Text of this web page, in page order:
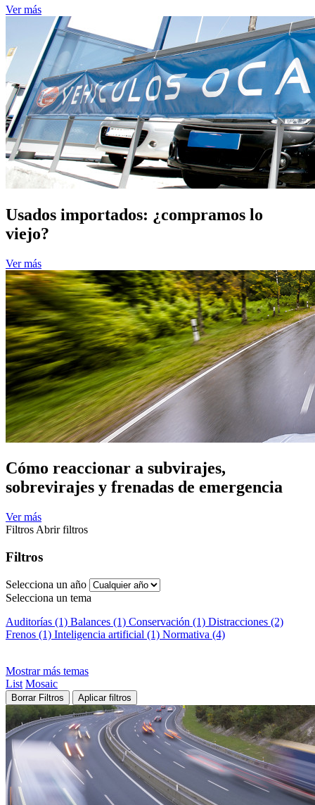
Ver más
Usados importados: ¿compramos lo
viejo?
Ver más
Cómo reaccionar a subvirajes,
sobrevirajes y frenadas de emergencia
Ver más
Filtros Abrir filtros
Filtros
Selecciona un año
Selecciona un tema
Auditorías (1) Balances (1) Conservación (1) Distracciones (2)
Frenos (1) Inteligencia artificial (1) Normativa (4)
Mostrar más temas
List Mosaic
Borrar Filtros Aplicar filtros